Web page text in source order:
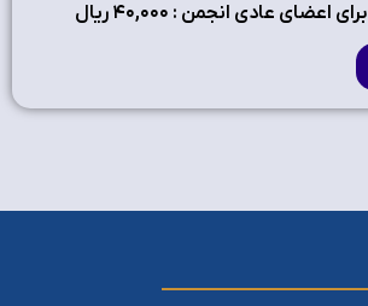
برای اعضای عادی انجمن : ۴٠,٠٠٠ ریال